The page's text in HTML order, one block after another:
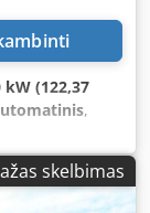
kW (122,37
,
skaičius:5,
centrinis
skelbimas